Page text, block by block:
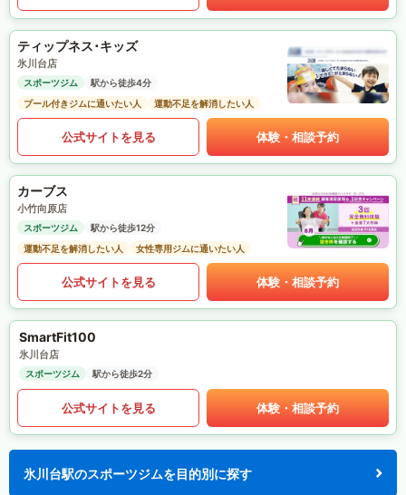
ティップネス･キッズ
氷川台店
スポーツジム
駅から徒歩4分
プール付きジムに通いたい人
運動不足を解消したい人
公式サイトを見る 体験・相談予約
カーブス
小竹向原店
スポーツジム
駅から徒歩12分
運動不足を解消したい人
女性専用ジムに通いたい人
公式サイトを見る 体験・相談予約
SmartFit100
氷川台店
スポーツジム 駅から徒歩2分
公式サイトを見る 体験・相談予約
氷川台駅のスポーツジムを目的別に探す